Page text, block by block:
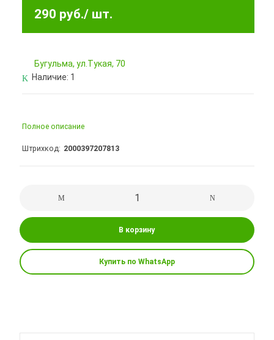
290 руб./ шт.
Бугульма, ул.Тукая, 70
Наличие: 1
Полное описание
Штрихкод 2000397207813
В корзину
Купить по WhatsApp